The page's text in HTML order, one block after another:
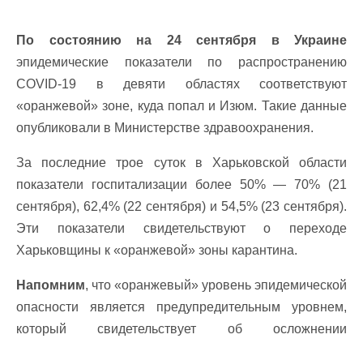
По состоянию на 24 сентября в Украине
эпидемические показатели по распространению
COVID-19 в девяти областях соответствуют
«оранжевой» зоне, куда попал и Изюм. Такие данные
опубликовали в Министерстве здравоохранения.
За последние трое суток в Харьковской области
показатели госпитализации более 50% — 70% (21
сентября), 62,4% (22 сентября) и 54,5% (23 сентября).
Эти показатели свидетельствуют о переходе
Харьковщины к «оранжевой» зоны карантина.
Напомним, что «оранжевый» уровень эпидемической
опасности является предупредительным уровнем,
который свидетельствует об осложнении